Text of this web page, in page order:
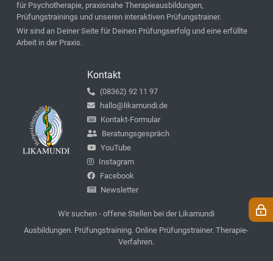
für Psychotherapie, praxisnahe Therapieausbildungen,
Prüfungstrainings und unseren interaktiven Prüfungstrainer.
Wir sind an Deiner Seite für Deinen Prüfungserfolg und eine erfüllte
Arbeit in der Praxis.
Kontakt
(08362) 92 11 97
hallo@likamundi.de
Kontakt-Formular
Beratungsgespräch
YouTube
Instagram
Facebook
Newsletter
Wir suchen - offene Stellen bei der Likamundi
Ausbildungen. Prüfungstraining. Online Prüfungstrainer. Therapie-
Verfahren.